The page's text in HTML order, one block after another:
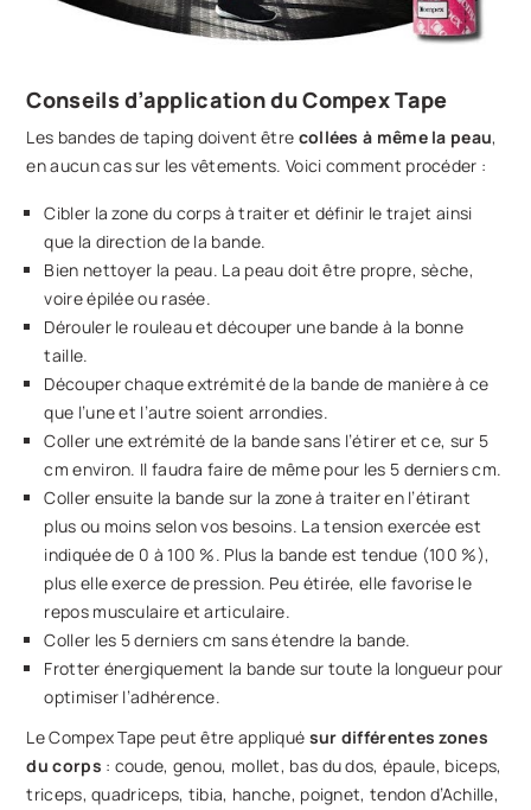
Conseils d’application du Compex Tape
Les bandes de taping doivent être collées à même la peau,
en aucun cas sur les vêtements. Voici comment procéder :
Cibler la zone du corps à traiter et définir le trajet ainsi
que la direction de la bande.
Bien nettoyer la peau. La peau doit être propre, sèche,
voire épilée ou rasée.
Dérouler le rouleau et découper une bande à la bonne
taille.
Découper chaque extrémité de la bande de manière à ce
que l’une et l’autre soient arrondies.
Coller une extrémité de la bande sans l’étirer et ce, sur 5
cm environ. Il faudra faire de même pour les 5 derniers cm.
Coller ensuite la bande sur la zone à traiter en l’étirant
plus ou moins selon vos besoins. La tension exercée est
indiquée de 0 à 100 %. Plus la bande est tendue (100 %),
plus elle exerce de pression. Peu étirée, elle favorise le
repos musculaire et articulaire.
Coller les 5 derniers cm sans étendre la bande.
Frotter énergiquement la bande sur toute la longueur pour
optimiser l’adhérence.
Le Compex Tape peut être appliqué sur différentes zones
du corps : coude, genou, mollet, bas du dos, épaule, biceps,
triceps, quadriceps, tibia, hanche, poignet, tendon d’Achille,